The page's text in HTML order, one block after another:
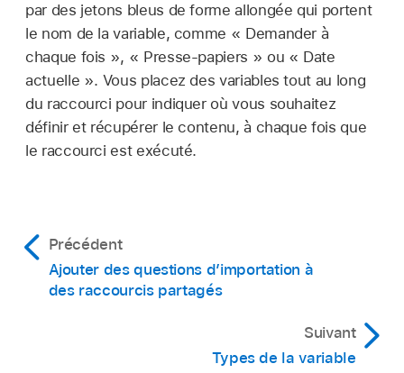
par des jetons bleus de forme allongée qui portent
le nom de la variable, comme « Demander à
chaque fois », « Presse-papiers » ou « Date
actuelle ». Vous placez des variables tout au long
du raccourci pour indiquer où vous souhaitez
définir et récupérer le contenu, à chaque fois que
le raccourci est exécuté.
Précédent
Ajouter des questions d’importation à
des raccourcis partagés
Suivant
Types de la variable